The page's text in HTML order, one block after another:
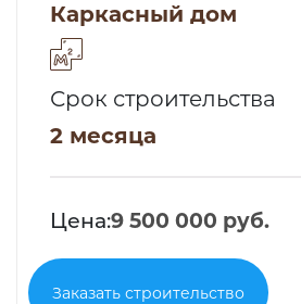
Каркасный дом
Срок строительства
2 месяца
Цена:9 500 000 руб.
Заказать строительство